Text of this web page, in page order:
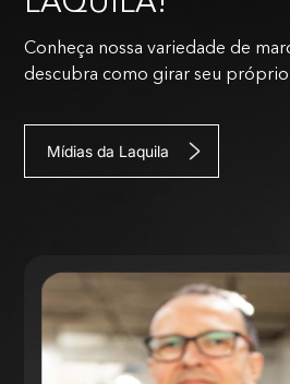
Conheça nossa variedade de
descubra como girar seu
Mídias da Laquila